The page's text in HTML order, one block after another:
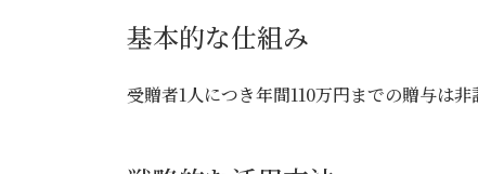
基本的な仕組み
受贈者1人につき年間110万円までの贈与は